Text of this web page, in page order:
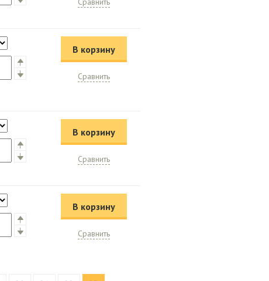
В корзину
Сравнить
В корзину
Сравнить
В корзину
Сравнить